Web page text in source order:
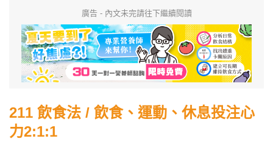
廣告 - 內文未完請往下繼續閱讀
211 飲食法 / 飲食、運動、休息投注心
力2:1:1